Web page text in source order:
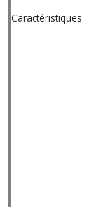
Caractéristiques